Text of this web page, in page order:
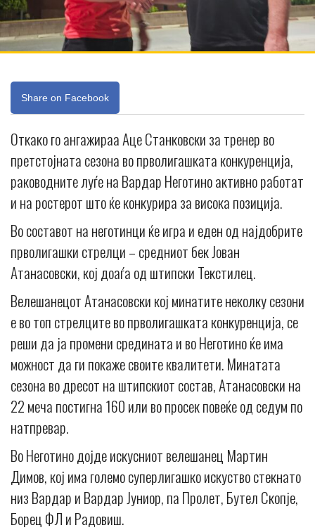
Share on Facebook
Откако го ангажираа Аце Станковски за тренер во
претстојната сезона во прволигашката конкуренција,
раководните луѓе на Вардар Неготино активно работат
и на ростерот што ќе конкурира за висока позиција.
Во составот на неготинци ќе игра и еден од најдобрите
прволигашки стрелци – средниот бек Јован
Атанасовски, кој доаѓа од штипски Текстилец.
Велешанецот Атанасовски кој минатите неколку сезони
е во топ стрелците во прволигашката конкуренција, се
реши да ја промени средината и во Неготино ќе има
можност да ги покаже своите квалитети. Минатата
сезона во дресот на штипскиот состав, Атанасовски на
22 меча постигна 160 или во просек повеќе од седум по
натпревар.
Во Неготино дојде искусниот велешанец Мартин
Димов, кој има големо суперлигашко искуство стекнато
низ Вардар и Вардар Јуниор, па Пролет, Бутел Скопје,
Борец ФЛ и Радовиш.